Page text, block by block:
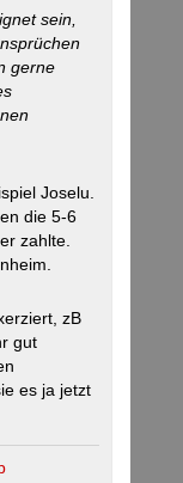
sein,
gerne
Joselu.
die 5-6
zahlte.
zB
gut
es ja jetzt